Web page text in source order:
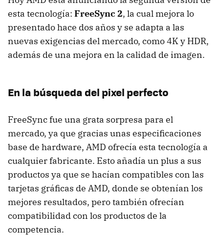
esta tecnología: FreeSync 2, la cual mejora lo
presentado hace dos años y se adapta a las
nuevas exigencias del mercado, como 4K y HDR,
además de una mejora en la calidad de imagen.
En la búsqueda del pixel perfecto
FreeSync fue una grata sorpresa para el
mercado, ya que gracias unas especificaciones
base de hardware, AMD ofrecía esta tecnología a
cualquier fabricante. Esto añadía un plus a sus
productos ya que se hacían compatibles con las
tarjetas gráficas de AMD, donde se obtenían los
mejores resultados, pero también ofrecían
compatibilidad con los productos de la
competencia.